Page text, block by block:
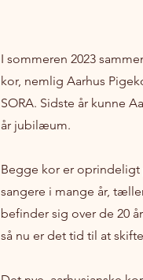
I sommeren 2023
kor, nemlig Aarhus
SORA. Sidste år kunne
år jubilæum.
Begge kor er
sangere i mange år,
befinder sig over de 20
så nu er det tid til at